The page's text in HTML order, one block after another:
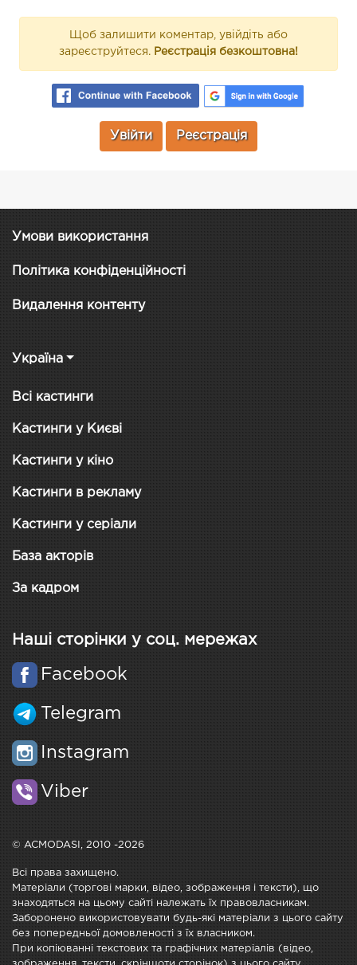
Щоб залишити коментар, увійдіть або
зареєструйтеся. Реєстрація безкоштовна!
Увійти Реєстрація
Умови використання
Політика конфіденційності
Видалення контенту
Україна
Всі кастинги
Кастинги у Києві
Кастинги у кіно
Кастинги в рекламу
Кастинги у серіали
База акторів
За кадром
Наші сторінки у соц. мережах
Facebook
Telegram
Instagram
Viber
© ACMODASI, 2010 -2026
Всі права захищено.
Матеріали (торгові марки, відео, зображення і тексти), що
знаходяться на цьому сайті належать їх правовласникам.
Заборонено використовувати будь-які матеріали з цього сайту
без попередньої домовленості з їх власником.
При копіюванні текстових та графічних матеріалів (відео,